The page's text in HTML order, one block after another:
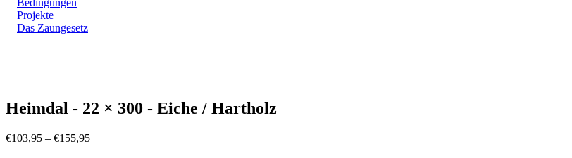
Bedingungen
Projekte
Das Zaungesetz
Heimdal - 22 × 300 - Eiche / Hartholz
€103,95 – €155,95Preisspanne: